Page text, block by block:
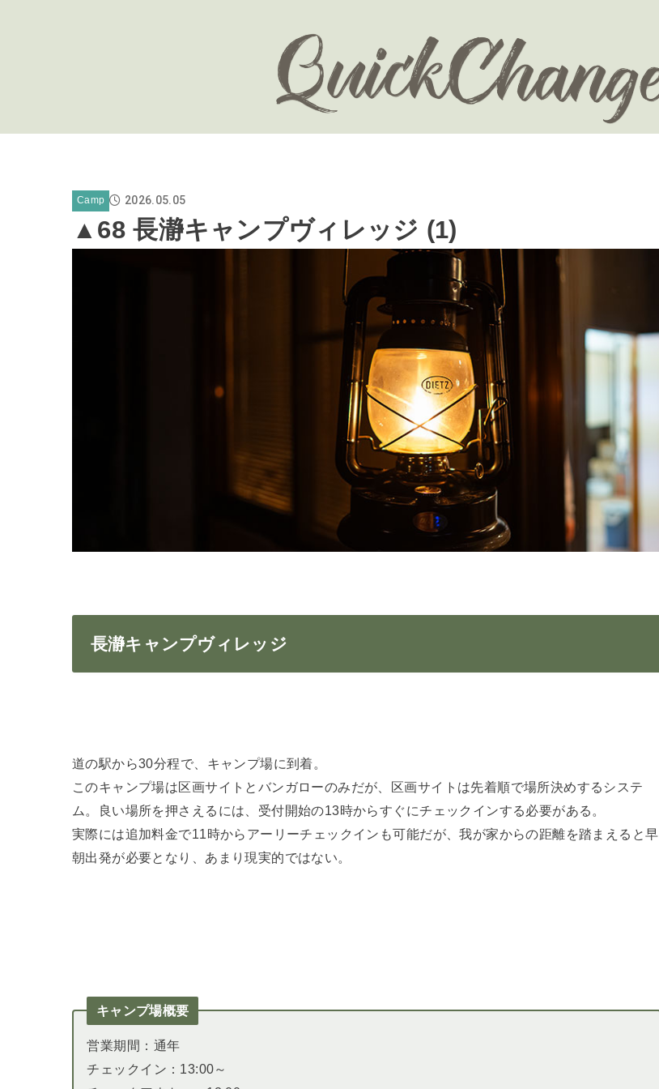
Camp 2026.05.05
▲68 長瀞キャンプヴィレッジ (1)
長瀞キャンプヴィレッジ
道の駅から30分程で、キャンプ場に到着。
このキャンプ場は区画サイトとバンガローのみだが、区画サイトは先着順で場所決めするシステ
ム。良い場所を押さえるには、受付開始の13時からすぐにチェックインする必要がある。
実際には追加料金で11時からアーリーチェックインも可能だが、我が家からの距離を踏まえると早
朝出発が必要となり、あまり現実的ではない。
キャンプ場概要
営業期間：通年
チェックイン：13:00～